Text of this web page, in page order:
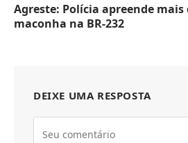
Agreste: Polícia apreende mais
maconha na BR-232
DEIXE UMA RESPOSTA